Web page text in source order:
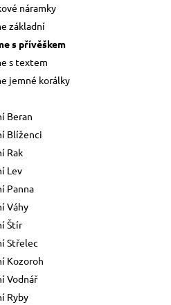
náramky
základní
s přívěškem
s textem
jemné korálky
Beran
Blíženci
Rak
Lev
Panna
Váhy
Štír
Střelec
Kozoroh
Vodnář
Ryby
NÁRAMEK